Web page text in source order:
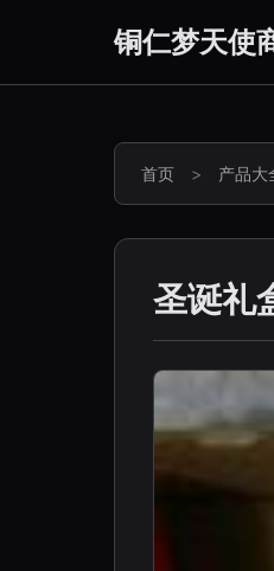
铜仁梦天使
首页 > 产品大
圣诞礼